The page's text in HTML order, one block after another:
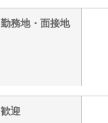
勤務地・面接地
歓迎